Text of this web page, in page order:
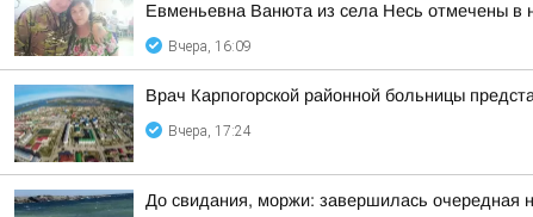
Евменьевна Ванюта из села Несь отмечены в
Вчера, 16:09
Врач Карпогорской районной больницы
Вчера, 17:24
До свидания, моржи: завершилась очередная